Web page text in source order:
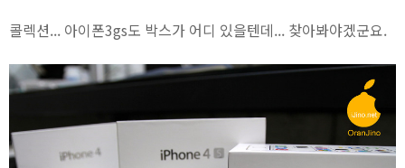
콜렉션... 아이폰3gs도 박스가 어디 있을텐데... 찾아봐야겠군요.